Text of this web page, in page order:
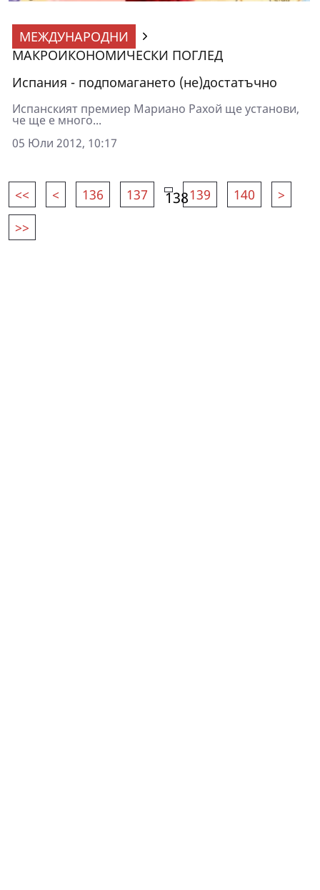
МЕЖДУНАРОДНИ
МАКРОИКОНОМИЧЕСКИ ПОГЛЕД
Испания - подпомагането (не)достатъчно
Испанският премиер Мариано Рахой ще установи,
че ще е много...
05 Юли 2012, 10:17
<< < 136 137 138139 140
>
>>